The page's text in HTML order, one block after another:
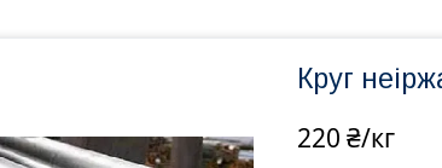
Круг
220 ₴/кг